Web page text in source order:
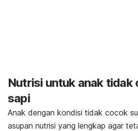
Nutrisi untuk anak tidak
sapi
Anak dengan kondisi tidak cocok
asupan nutrisi yang lengkap agar